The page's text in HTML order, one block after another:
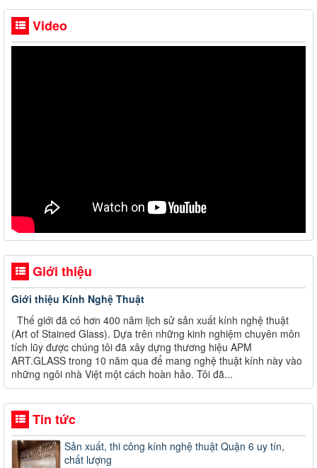
Video
Giới thiệu
Giới thiệu Kính Nghệ Thuật
Thế giới đã có hơn 400 năm lịch sử sản xuất kính nghệ thuật
(Art of Stained Glass). Dựa trên những kinh nghiệm chuyên môn
tích lũy được chúng tôi đã xây dựng thương hiệu APM
ART.GLASS trong 10 năm qua để mang nghệ thuật kính này vào
những ngôi nhà Việt một cách hoàn hảo. Tôi đã...
Tin tức
Sản xuất, thi công kính nghệ thuật Quận 6 uy tín,
chất lượng